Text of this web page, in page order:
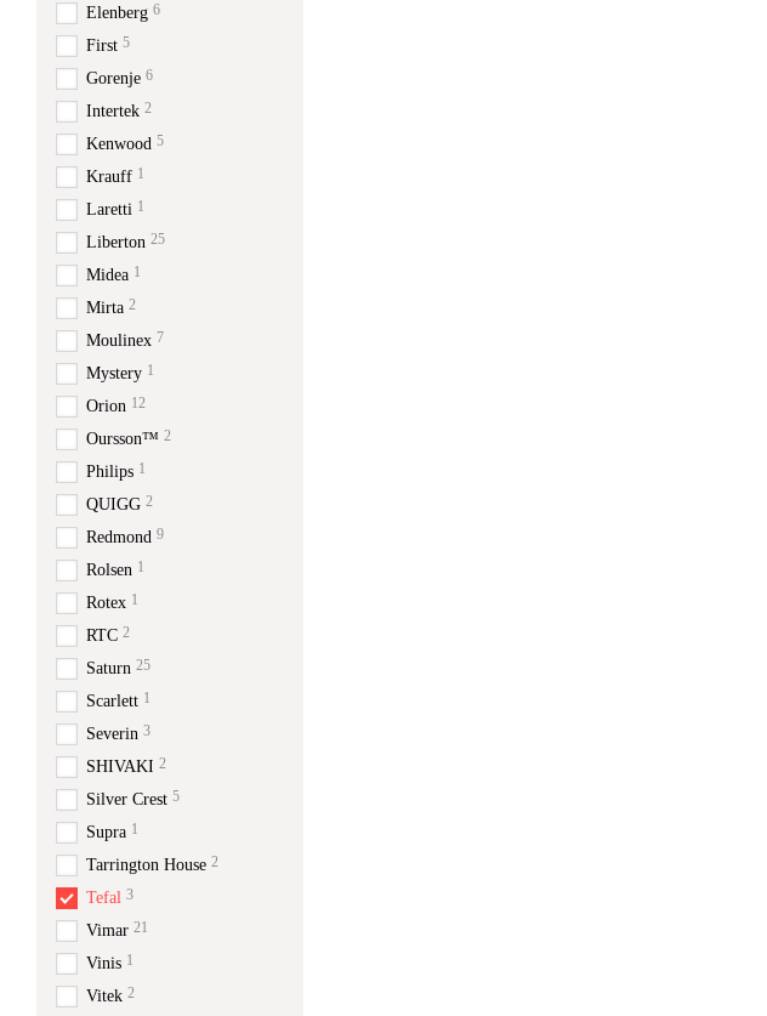
Elenberg 6
First 5
Gorenje 6
Intertek 2
Kenwood 5
Krauff 1
Laretti 1
Liberton 25
Midea 1
Mirta 2
Moulinex 7
Mystery 1
Orion 12
Oursson™ 2
Philips 1
QUIGG 2
Redmond 9
Rolsen 1
Rotex 1
RTC 2
Saturn 25
Scarlett 1
Severin 3
SHIVAKI 2
Silver Crest 5
Supra 1
Tarrington House 2
Tefal 3
Vimar 21
Vinis 1
Vitek 2